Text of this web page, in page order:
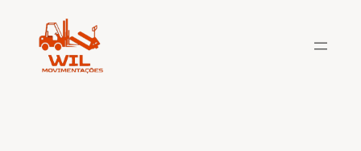
conteúdo